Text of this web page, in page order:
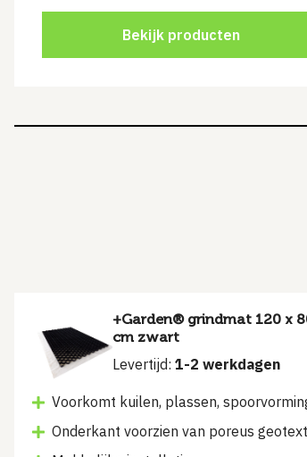
Bekijk producten
+Garden® grindmat 120 x
cm zwart
Levertijd: 1-2 werkdagen
Voorkomt kuilen, plassen,
Onderkant voorzien van poreus